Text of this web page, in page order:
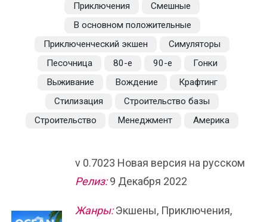
Приключения
Смешные
В основном положительные
Приключенческий экшен
Симуляторы
Песочница
80-е 90-е
Гонки
Выживание
Вождение
Крафтинг
Стилизация
Строительство базы
Строительство
Менеджмент Америка
v 0.7023 Новая версия на русском
Релиз:9 Декабря 2022
Жанры:Экшены, Приключения,